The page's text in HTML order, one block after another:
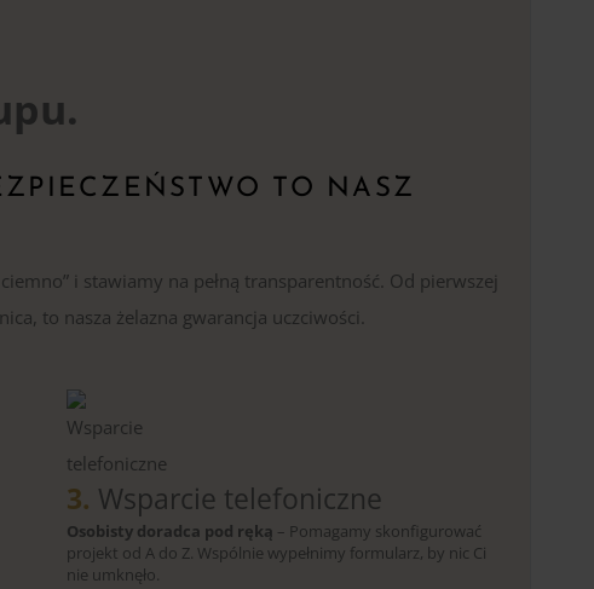
TO NASZ
i stawiamy na pełną transparentność. Od pierwszej
to nasza żelazna gwarancja uczciwości.
3. Wsparcie telefoniczne
Osobisty doradca pod ręką – Pomagamy skonfigurować
projekt od A do Z. Wspólnie wypełnimy formularz, by nic Ci
nie umknęło.